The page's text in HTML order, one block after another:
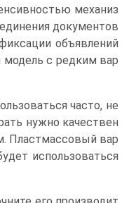
механиз
документов
объявлений
с редким вар
часто, не
нужно качествен
Пластмассовый вар
использоваться